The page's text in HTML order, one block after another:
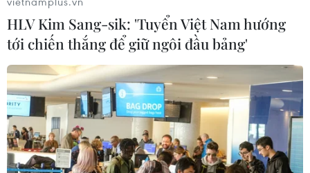
HLV Kim Sang-sik: 'Tuyển Việt Nam hướng
tới chiến thắng để giữ ngôi đầu bảng'